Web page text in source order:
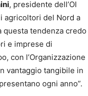
, presidente dell’OI
agricoltori del Nord a
tendenza credo
e imprese di
con l’Organizzazione
vantaggio tangibile in
ogni anno”.